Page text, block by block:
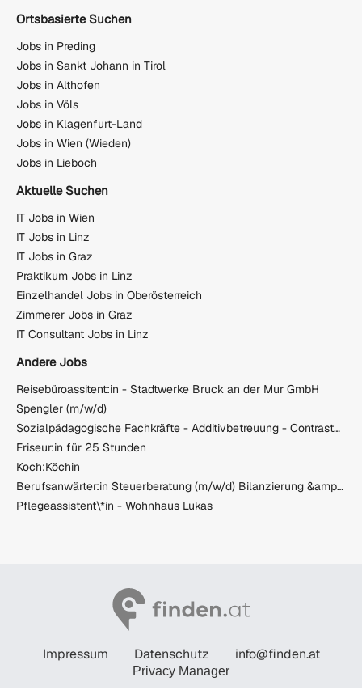
Ortsbasierte Suchen
Jobs in Preding
Jobs in Sankt Johann in Tirol
Jobs in Althofen
Jobs in Völs
Jobs in Klagenfurt-Land
Jobs in Wien (Wieden)
Jobs in Lieboch
Aktuelle Suchen
IT Jobs in Wien
IT Jobs in Linz
IT Jobs in Graz
Praktikum Jobs in Linz
Einzelhandel Jobs in Oberösterreich
Zimmerer Jobs in Graz
IT Consultant Jobs in Linz
Andere Jobs
Reisebüroassitent:in - Stadtwerke Bruck an der Mur GmbH
Spengler (m/w/d)
Sozialpädagogische Fachkräfte - Additivbetreuung - Contraste WG Wolfsberg
Friseur:in für 25 Stunden
Koch:Köchin
Berufsanwärter:in Steuerberatung (m/w/d) Bilanzierung &amp; Steuerrecht / Karrierechance in Wien
Pflegeassistent\*in - Wohnhaus Lukas
Impressum Datenschutz info@finden.at
Privacy Manager